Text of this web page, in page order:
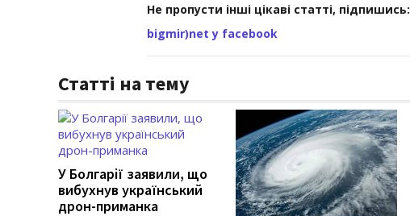
Не пропусти інші цікаві статті, підпишись:
bigmir)net у facebook
Статті на тему
У Болгарії заявили, що
вибухнув український
дрон-приманка